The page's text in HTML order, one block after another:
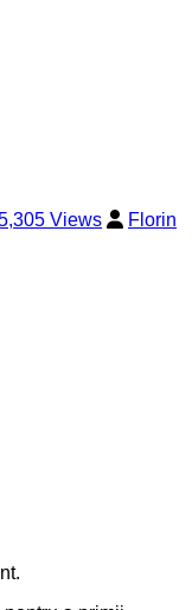
Views
Florin